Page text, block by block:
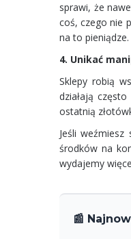
sprawi, że
coś, czego nie
na to pieniądze.
4. Unikać
Sklepy robią
działają
ostatnią
Jeśli
środków na
wydajemy
📰